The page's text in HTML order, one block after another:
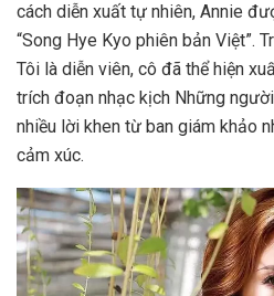
cách diễn xuất tự nhiên, Annie
“Song Hye Kyo phiên bản Việt”.
Tôi là diễn viên, cô đã thể hiện
trích đoạn nhạc kịch Những
nhiều lời khen từ ban giám khảo
cảm xúc.